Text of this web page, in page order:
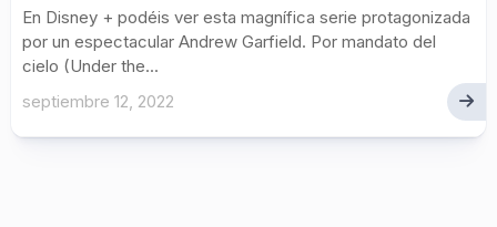
En Disney + podéis ver esta magnífica serie protagonizada
por un espectacular Andrew Garfield. Por mandato del
cielo (Under the...
septiembre 12, 2022